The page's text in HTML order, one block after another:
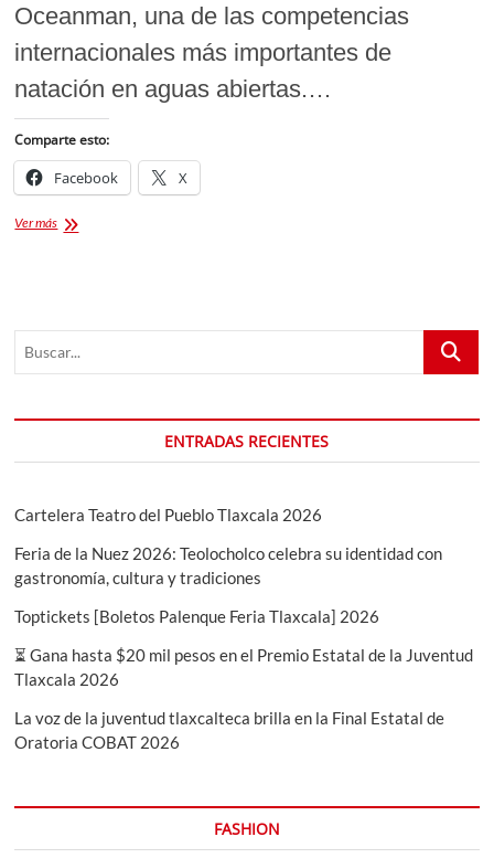
Oceanman, una de las competencias
internacionales más importantes de
natación en aguas abiertas.…
Comparte esto:
Facebook X
Ver másMujer
en
Dubái
Buscar...
ENTRADAS RECIENTES
Cartelera Teatro del Pueblo Tlaxcala 2026
Feria de la Nuez 2026: Teolocholco celebra su identidad con
gastronomía, cultura y tradiciones
Toptickets [Boletos Palenque Feria Tlaxcala] 2026
⏳ Gana hasta $20 mil pesos en el Premio Estatal de la Juventud
Tlaxcala 2026
La voz de la juventud tlaxcalteca brilla en la Final Estatal de
Oratoria COBAT 2026
FASHION